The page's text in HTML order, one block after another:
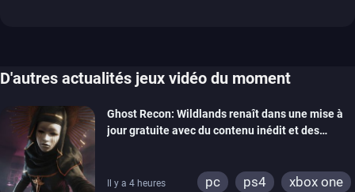
D'autres actualités jeux vidéo du moment
Ghost Recon: Wildlands renaît dans une mise à
jour gratuite avec du contenu inédit et des
Il y a 4 heures pc ps4 xbox one